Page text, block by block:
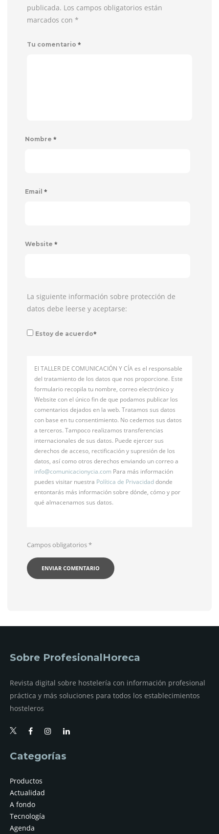
publicada. Los campos obligatorios están
marcados con *
Tu comentario *
Nombre *
Email *
Website *
La siguiente información sobre protección de
datos debe leerse y aceptarse:
Estoy de acuerdo*
El TALLER DE COMUNICACIÓN Y CÍA es el responsable
del tratamiento de los datos que nos proporcione. Este
formulario recopila tu nombre, correo electrónico y
Website con el único fin de que podamos publicar los
comentarios dejados en la web. Tratamos sus datos
con base en tu consentimiento. No cedemos sus datos
a terceros. Tampoco realizamos transferencias
internacionales de sus datos. Puede ejercer sus
derechos de acceso, rectificación y supresión de los
datos, así como otros derechos enviando un correo a
info@comunicacionycia.com Para más información
puedes visitar nuestra Política de Privacidaddonde
entontarás más información sobre dónde, cómo y por
qué almacenamos sus datos.
Campos obligatorios*
Sobre ProfesionalHoreca
Revista digital sobre hostelería con información profesional
práctica y más soluciones para todos los establecimientos
hosteleros
Categorías
Productos
Actualidad
A fondo
Tecnología
Agenda